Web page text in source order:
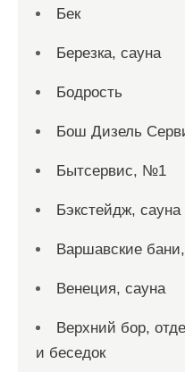
Бек
Березка, сауна
Бодрость
Бош Дизель
Бытсервис, №1
Бэкстейдж, сауна
Варшавские
Венеция, сауна
Верхний бор,
и беседок